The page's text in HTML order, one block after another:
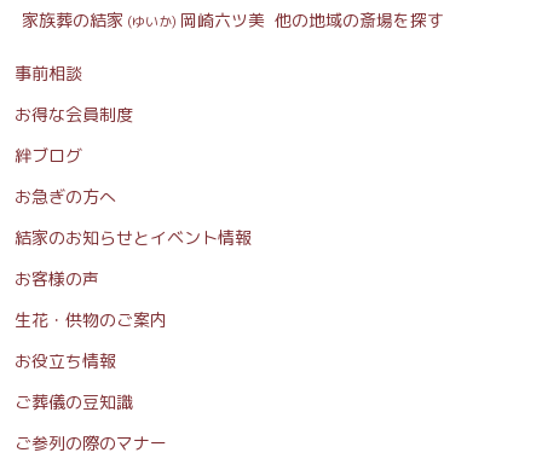
家族葬の結家 (ゆいか) 岡崎六ツ美 他の地域の斎場を探す
事前相談
お得な会員制度
絆ブログ
お急ぎの方へ
結家のお知らせとイベント情報
お客様の声
生花・供物のご案内
お役立ち情報
ご葬儀の豆知識
ご参列の際のマナー